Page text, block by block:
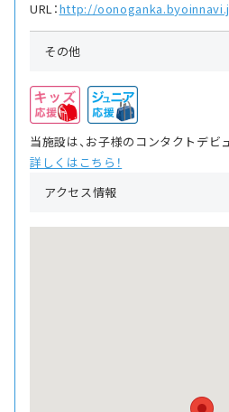
URL：http://
その他
当施設は、お子様のコンタクトデビ
詳しくはこちら！
アクセス情報